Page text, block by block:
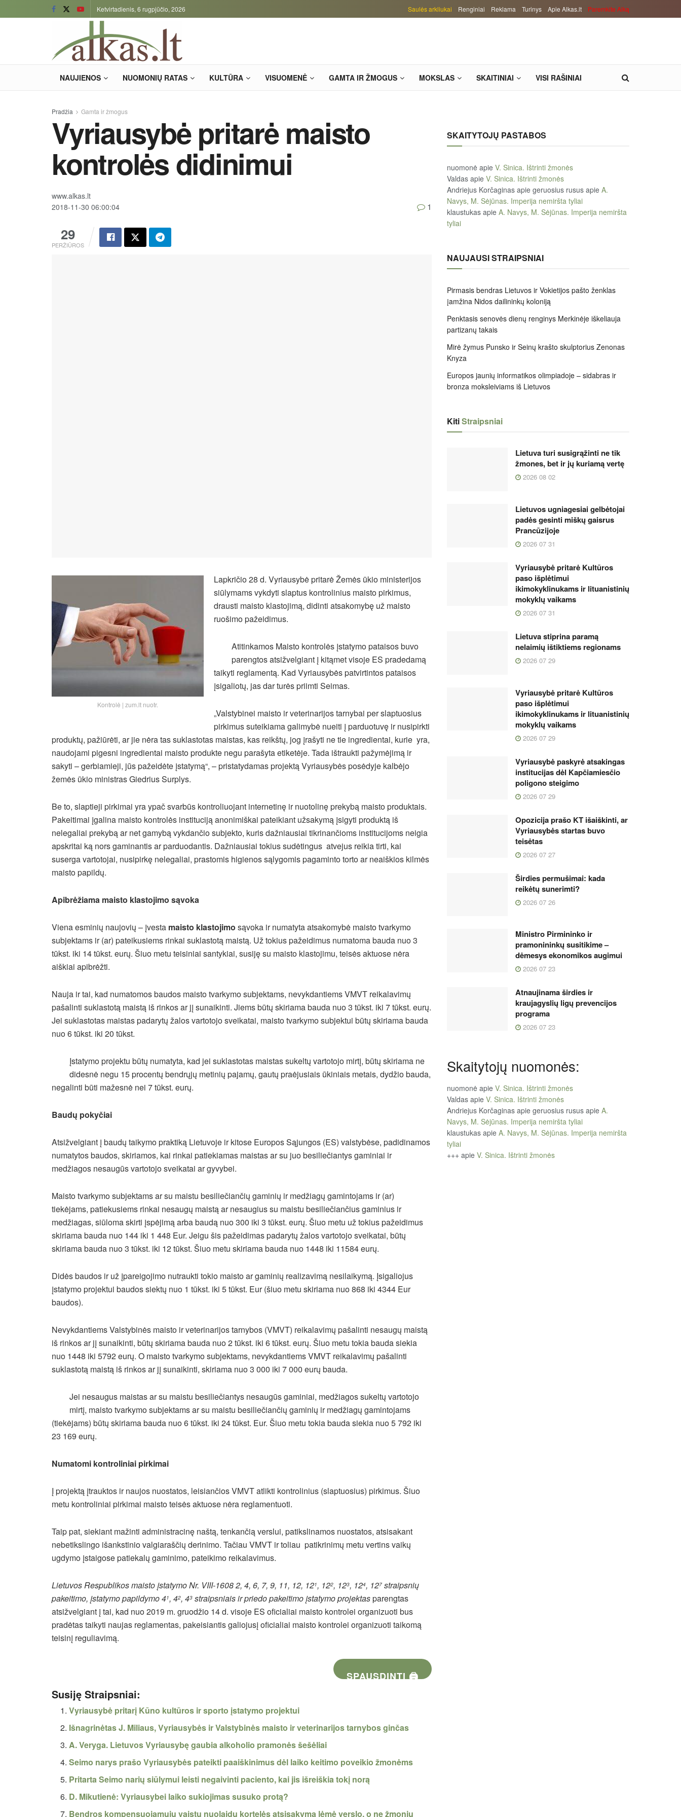
Ketvirtadienis, 6 rugpjūčio, 2026 Saulės arkliukai Renginiai Reklama Turinys Apie Alkas.lt Paremkite Alką
NAUJIENOS NUOMONIŲ RATAS KULTŪRA VISUOMENĖ GAMTA IR ŽMOGUS MOKSLAS SKAITINIAI VISI RAŠINIAI
Pradžia Gamta ir žmogus
Vyriausybė pritarė maisto
kontrolės didinimui
www.alkas.lt
2018-11-30 06:00:04
29
PERŽIŪROS
1
Kontrolė | zum.lt nuotr.
Lapkričio 28 d. Vyriausybė pritarė Žemės ūkio ministerijos
siūlymams vykdyti slaptus kontrolinius maisto pirkimus,
drausti maisto klastojimą, didinti atsakomybę už maisto
ruošimo pažeidimus.
Atitinkamos Maisto kontrolės įstatymo pataisos buvo
parengtos atsižvelgiant į kitąmet visoje ES pradedamą
taikyti reglamentą. Kad Vyriausybės patvirtintos pataisos
įsigaliotų, jas dar turės priimti Seimas.
„Valstybinei maisto ir veterinarijos tarnybai per slaptuosius
pirkimus suteikiama galimybė nueiti į parduotuvę ir nusipirkti
produktų, pažiūrėti, ar jie nėra tas suklastotas maistas, kas reikštų, jog įrašyti ne tie ingredientai, kurie yra,
naudojami pigesni ingredientai maisto produkte negu parašyta etiketėje. Tada ištraukti pažymėjimą ir
sakyti – gerbiamieji, jūs pažeidėte įstatymą“, – pristatydamas projektą Vyriausybės posėdyje kalbėjo
žemės ūkio ministras Giedrius Surplys.
Be to, slaptieji pirkimai yra ypač svarbūs kontroliuojant internetinę ir nuotolinę prekybą maisto produktais.
Pakeitimai įgalina maisto kontrolės instituciją anonimiškai pateikiant užsakymą įsigyti produktą iš
nelegaliai prekybą ar net gamybą vykdančio subjekto, kuris dažniausiai tikrinančioms institucijoms neigia
apskritai ką nors gaminantis ar parduodantis. Dažniausiai tokius sudėtingus atvejus reikia tirti, kai
suserga vartotojai, nusipirkę nelegaliai, prastomis higienos sąlygomis pagaminto torto ar neaiškios kilmės
maisto papildų.
Apibrėžiama maisto klastojimo sąvoka
Viena esminių naujovių – įvesta maisto klastojimo sąvoka ir numatyta atsakomybė maisto tvarkymo
subjektams ir (ar) pateikusiems rinkai suklastotą maistą. Už tokius pažeidimus numatoma bauda nuo 3
tūkst. iki 14 tūkst. eurų. Šiuo metu teisiniai santykiai, susiję su maisto klastojimu, teisės aktuose nėra
aiškiai apibrėžti.
Nauja ir tai, kad numatomos baudos maisto tvarkymo subjektams, nevykdantiems VMVT reikalavimų
pašalinti suklastotą maistą iš rinkos ar jį sunaikinti. Jiems būtų skiriama bauda nuo 3 tūkst. iki 7 tūkst. eurų.
Jei suklastotas maistas padarytų žalos vartotojo sveikatai, maisto tvarkymo subjektui būtų skiriama bauda
nuo 6 tūkst. iki 20 tūkst.
Įstatymo projektu būtų numatyta, kad jei suklastotas maistas sukeltų vartotojo mirtį, būtų skiriama ne
didesnė negu 15 procentų bendrųjų metinių pajamų, gautų praėjusiais ūkiniais metais, dydžio bauda,
negalinti būti mažesnė nei 7 tūkst. eurų.
Baudų pokyčiai
Atsižvelgiant į baudų taikymo praktiką Lietuvoje ir kitose Europos Sąjungos (ES) valstybėse, padidinamos
numatytos baudos, skiriamos, kai rinkai patiekiamas maistas ar su juo besiliečiantys gaminiai ir
medžiagos nesaugūs vartotojo sveikatai ar gyvybei.
Maisto tvarkymo subjektams ar su maistu besiliečiančių gaminių ir medžiagų gamintojams ir (ar)
tiekėjams, patiekusiems rinkai nesaugų maistą ar nesaugius su maistu besiliečiančius gaminius ir
medžiagas, siūloma skirti įspėjimą arba baudą nuo 300 iki 3 tūkst. eurų. Šiuo metu už tokius pažeidimus
skiriama bauda nuo 144 iki 1 448 Eur. Jeigu šis pažeidimas padarytų žalos vartotojo sveikatai, būtų
skiriama bauda nuo 3 tūkst. iki 12 tūkst. Šiuo metu skiriama bauda nuo 1448 iki 11584 eurų.
Didės baudos ir už įpareigojimo nutraukti tokio maisto ar gaminių realizavimą nesilaikymą. Įsigaliojus
įstatymo projektui baudos siektų nuo 1 tūkst. iki 5 tūkst. Eur (šiuo metu skiriama nuo 868 iki 4344 Eur
baudos).
Nevykdantiems Valstybinės maisto ir veterinarijos tarnybos (VMVT) reikalavimų pašalinti nesaugų maistą
iš rinkos ar jį sunaikinti, būtų skiriama bauda nuo 2 tūkst. iki 6 tūkst. eurų. Šiuo metu tokia bauda siekia
nuo 1448 iki 5792 eurų. O maisto tvarkymo subjektams, nevykdantiems VMVT reikalavimų pašalinti
suklastotą maistą iš rinkos ar jį sunaikinti, skiriama nuo 3 000 iki 7 000 eurų bauda.
Jei nesaugus maistas ar su maistu besiliečiantys nesaugūs gaminiai, medžiagos sukeltų vartotojo
mirtį, maisto tvarkymo subjektams ar su maistu besiliečiančių gaminių ir medžiagų gamintojams
(tiekėjams) būtų skiriama bauda nuo 6 tūkst. iki 24 tūkst. Eur. Šiuo metu tokia bauda siekia nuo 5 792 iki
23 169 eurų.
Numatomi kontroliniai pirkimai
Į projektą įtrauktos ir naujos nuostatos, leisiančios VMVT atlikti kontrolinius (slaptuosius) pirkimus. Šiuo
metu kontroliniai pirkimai maisto teisės aktuose nėra reglamentuoti.
Taip pat, siekiant mažinti administracinę naštą, tenkančią verslui, patikslinamos nuostatos, atsisakant
nebetikslingo išankstinio valgiaraščių derinimo. Tačiau VMVT ir toliau patikrinimų metu vertins vaikų
ugdymo įstaigose patiekalų gaminimo, pateikimo reikalavimus.
Lietuvos Respublikos maisto įstatymo Nr. VIII-1608 2, 4, 6, 7, 9, 11, 12, 121, 122, 123, 124, 127 straipsnių
pakeitimo, įstatymo papildymo 41, 42, 43 straipsniais ir priedo pakeitimo įstatymo projektasparengtas
atsižvelgiant į tai, kad nuo 2019 m. gruodžio 14 d. visoje ES oficialiai maisto kontrolei organizuoti bus
pradėtas taikyti naujas reglamentas, pakeisiantis galiojusį oficialiai maisto kontrolei organizuoti taikomą
teisinį reguliavimą.
SPAUSDINTI 🖨
Susiję Straipsniai:
Vyriausybė pritarį Kūno kultūros ir sporto įstatymo projektui
Išnagrinėtas J. Miliaus, Vyriausybės ir Valstybinės maisto ir veterinarijos tarnybos ginčas
A. Veryga. Lietuvos Vyriausybę gaubia alkoholio pramonės šešėliai
Seimo narys prašo Vyriausybės pateikti paaiškinimus dėl laiko keitimo poveikio žmonėms
Pritarta Seimo narių siūlymui leisti negaivinti paciento, kai jis išreiškia tokį norą
D. Mikutienė: Vyriausybei laiko sukiojimas susuko protą?
Bendros kompensuojamųjų vaistų nuolaidų kortelės atsisakymą lėmė verslo, o ne žmonių
SKAITYTOJŲ PASTABOS
nuomonė apie V. Sinica. Ištrinti žmonės
Valdas apie V. Sinica. Ištrinti žmonės
Andriejus Korčaginas apie geruosius rusus apie A.
Navys, M. Sėjūnas. Imperija nemiršta tyliai
klaustukas apie A. Navys, M. Sėjūnas. Imperija nemiršta
tyliai
NAUJAUSI STRAIPSNIAI
Pirmasis bendras Lietuvos ir Vokietijos pašto ženklas
įamžina Nidos dailininkų koloniją
Penktasis senovės dienų renginys Merkinėje iškeliauja
partizanų takais
Mirė žymus Punsko ir Seinų krašto skulptorius Zenonas
Knyza
Europos jaunių informatikos olimpiadoje – sidabras ir
bronza moksleiviams iš Lietuvos
KitiStraipsniai
Lietuva turi susigrąžinti ne tik
žmones, bet ir jų kuriamą vertę
2026 08 02
Lietuvos ugniagesiai gelbėtojai
padės gesinti miškų gaisrus
Prancūzijoje
2026 07 31
Vyriausybė pritarė Kultūros
paso išplėtimui
ikimokyklinukams ir lituanistinių
mokyklų vaikams
2026 07 31
Lietuva stiprina paramą
nelaimių ištiktiems regionams
2026 07 29
Vyriausybė pritarė Kultūros
paso išplėtimui
ikimokyklinukams ir lituanistinių
mokyklų vaikams
2026 07 29
Vyriausybė paskyrė atsakingas
institucijas dėl Kapčiamiesčio
poligono steigimo
2026 07 29
Opozicija prašo KT išaiškinti, ar
Vyriausybės startas buvo
teisėtas
2026 07 27
Širdies permušimai: kada
reikėtų sunerimti?
2026 07 26
Ministro Pirmininko ir
pramonininkų susitikime –
dėmesys ekonomikos augimui
2026 07 23
Atnaujinama širdies ir
kraujagyslių ligų prevencijos
programa
2026 07 23
Skaitytojų nuomonės:
nuomonė apie V. Sinica. Ištrinti žmonės
Valdas apie V. Sinica. Ištrinti žmonės
Andriejus Korčaginas apie geruosius rusus apie A.
Navys, M. Sėjūnas. Imperija nemiršta tyliai
klaustukas apie A. Navys, M. Sėjūnas. Imperija nemiršta
tyliai
+++ apie V. Sinica. Ištrinti žmonės